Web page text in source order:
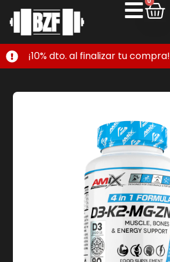
¡10% dto. al finalizar tu compra!